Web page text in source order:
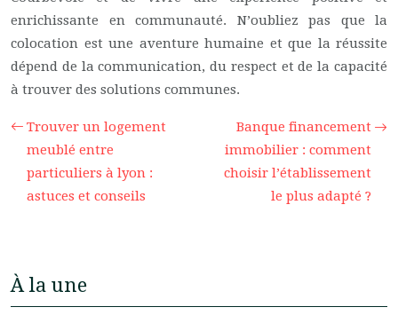
enrichissante en communauté. N’oubliez pas que la
colocation est une aventure humaine et que la réussite
dépend de la communication, du respect et de la capacité
à trouver des solutions communes.
Trouver un logement
meublé entre
particuliers à lyon :
astuces et conseils
Banque financement
immobilier : comment
choisir l’établissement
le plus adapté ?
À la une